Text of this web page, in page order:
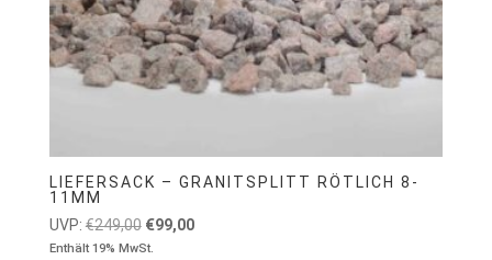
LIEFERSACK – GRANITSPLITT RÖTLICH 8-
11MM
UVP: €249,00 Ursprünglicher
Preis
€99,00Aktueller
Enthält 19% MwSt.